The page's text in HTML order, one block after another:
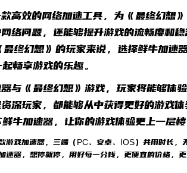
高效的网络加速工具，为《最终幻想
络问题，还能够提升游戏的流畅度和
终幻想》的玩家来说，选择鲜牛加速
畅享游戏的乐趣。
与《最终幻想》游戏，玩家将能够体
深玩家，都能够从中获得更好的游戏
牛加速器，让你的游戏体验更上一层
游戏加速器，三端（PC、安卓、IOS）共用时长
速器，想停就停，用好每一分钱，更便宜的价格，